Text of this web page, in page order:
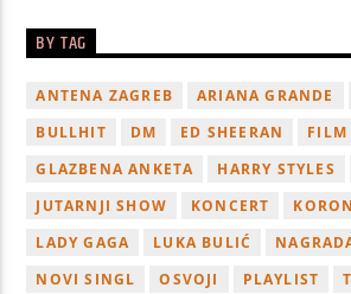
BY TAG
ANTENA ZAGREB ARIANA GRANDE
BULLHIT
DM ED SHEERAN
FILM
GLAZBENA ANKETA
HARRY STYLES
JUTARNJI SHOW
KONCERT
LADY GAGA
LUKA BULIĆ
NOVI SINGL
OSVOJI PLAYLIST